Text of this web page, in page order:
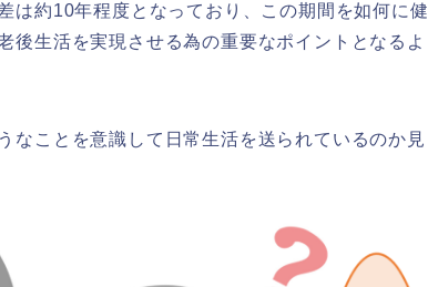
は約10年程度となっており、この期間を如何に健
後生活を実現させる為の重要なポイントとなるよ
なことを意識して日常生活を送られているのか見